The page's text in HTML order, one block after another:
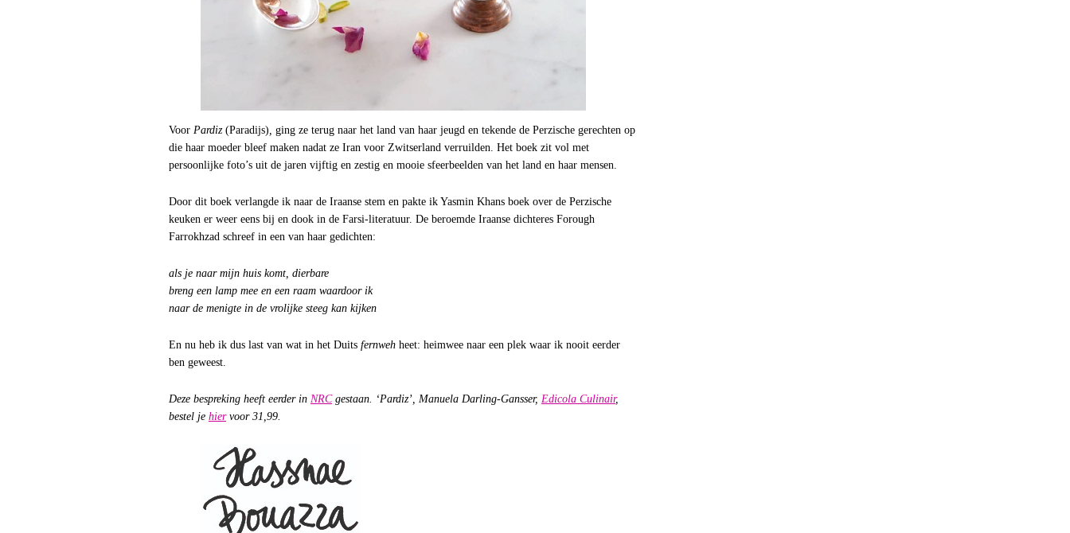
Voor Pardiz (Paradijs), ging ze terug naar het land van haar jeugd en tekende de Perzische gerechten op
die haar moeder bleef maken nadat ze Iran voor Zwitserland verruilden. Het boek zit vol met
persoonlijke foto’s uit de jaren vijftig en zestig en mooie sfeerbeelden van het land en haar mensen.
Door dit boek verlangde ik naar de Iraanse stem en pakte ik Yasmin Khans boek over de Perzische
keuken er weer eens bij en dook in de Farsi-literatuur. De beroemde Iraanse dichteres Forough
Farrokhzad schreef in een van haar gedichten:
als je naar mijn huis komt, dierbare
breng een lamp mee en een raam waardoor ik
naar de menigte in de vrolijke steeg kan kijken
En nu heb ik dus last van wat in het Duits fernweh heet: heimwee naar een plek waar ik nooit eerder
ben geweest.
Deze bespreking heeft eerder in NRCgestaan. ‘Pardiz’, Manuela Darling-Gansser, Edicola Culinair,
bestel je hiervoor 31,99.